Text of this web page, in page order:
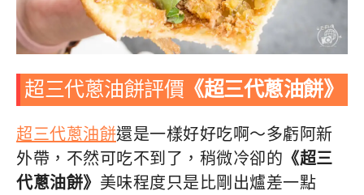
超三代蔥油餅評價 《超三代蔥油餅》
超三代蔥油餅還是一樣好好吃啊～多虧阿新
外帶，不然可吃不到了，稍微冷卻的 《超三
代蔥油餅》 美味程度只是比剛出爐差一點